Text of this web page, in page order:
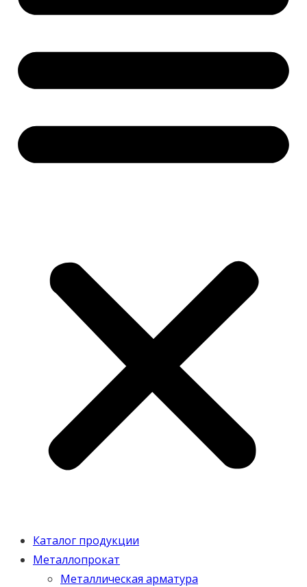
Каталог продукции
Металлопрокат
Металлическая арматура